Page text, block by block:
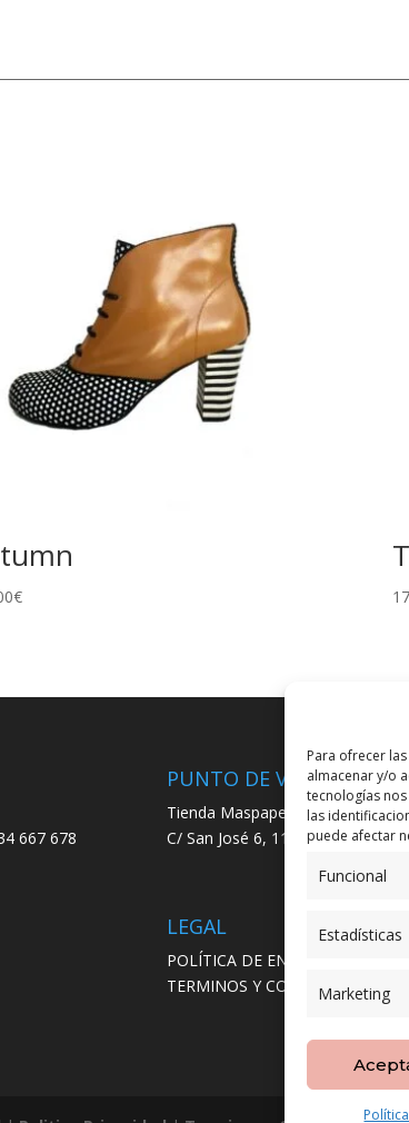
Para ofrecer
almacenar y/o
tecnologías
las
puede afectar
Funcional
Estadísticas
Marketing
€
667 678
PUNTO DE VENTA
Tienda Maspapeles (Lobe Spain)
C/ San José 6, 11004 Cádiz
LEGAL
POLÍTICA DE ENVÍO
TERMINOS Y CONDICIONES